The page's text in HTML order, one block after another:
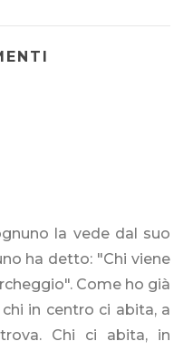
la vede dal suo
ha detto: "Chi viene
Come ho già
in centro ci abita, a
Chi ci abita, in